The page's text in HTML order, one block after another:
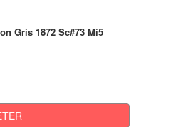
Gris 1872 Sc#73 Mi5